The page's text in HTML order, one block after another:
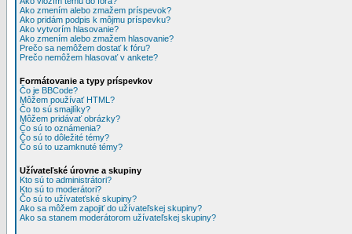
Ako zmením alebo zmažem príspevok?
Ako pridám podpis k môjmu príspevku?
Ako vytvorím hlasovanie?
Ako zmením alebo zmažem hlasovanie?
Prečo sa nemôžem dostať k fóru?
Prečo nemôžem hlasovať v ankete?
Formátovanie a typy príspevkov
Čo je BBCode?
Môžem používať HTML?
Čo to sú smajlíky?
Môžem pridávať obrázky?
Čo sú to oznámenia?
Čo sú to dôležité témy?
Čo sú to uzamknuté témy?
Užívateľské úrovne a skupiny
Kto sú to administrátori?
Kto sú to moderátori?
Čo sú to užívateťské skupiny?
Ako sa môžem zapojiť do užívateľskej skupiny?
Ako sa stanem moderátorom užívateľskej skupiny?